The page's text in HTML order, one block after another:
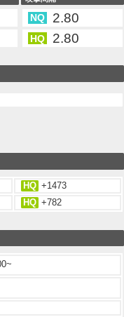
NQ 2.80
HQ 2.80
HQ +1473
HQ +782